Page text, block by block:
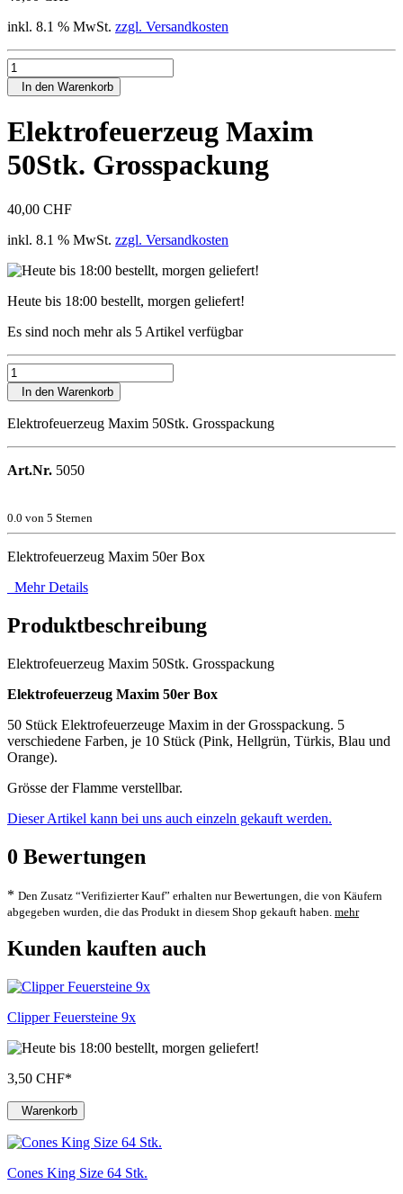
inkl. 8.1 % MwSt. zzgl. Versandkosten
In den Warenkorb
Elektrofeuerzeug Maxim
50Stk. Grosspackung
40,00 CHF
inkl. 8.1 % MwSt. zzgl. Versandkosten
Heute bis 18:00 bestellt, morgen geliefert!
Es sind noch mehr als 5 Artikel verfügbar
In den Warenkorb
Elektrofeuerzeug Maxim 50Stk. Grosspackung
Art.Nr. 5050
0.0 von 5 Sternen
Elektrofeuerzeug Maxim 50er Box
Mehr Details
Produktbeschreibung
Elektrofeuerzeug Maxim 50Stk. Grosspackung
Elektrofeuerzeug Maxim 50er Box
50 Stück Elektrofeuerzeuge Maxim in der Grosspackung. 5
verschiedene Farben, je 10 Stück (Pink, Hellgrün, Türkis, Blau und
Orange).
Grösse der Flamme verstellbar.
Dieser Artikel kann bei uns auch einzeln gekauft werden.
0 Bewertungen
* Den Zusatz “Verifizierter Kauf” erhalten nur Bewertungen, die von Käufern
abgegeben wurden, die das Produkt in diesem Shop gekauft haben. mehr
Kunden kauften auch
Clipper Feuersteine 9x
3,50 CHF*
Warenkorb
Cones King Size 64 Stk.